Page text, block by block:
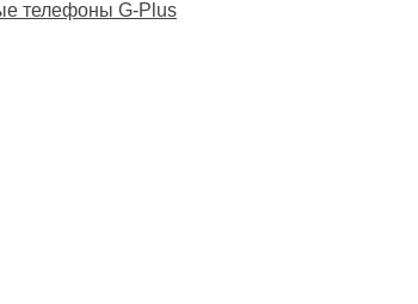
телефоны G-Plus